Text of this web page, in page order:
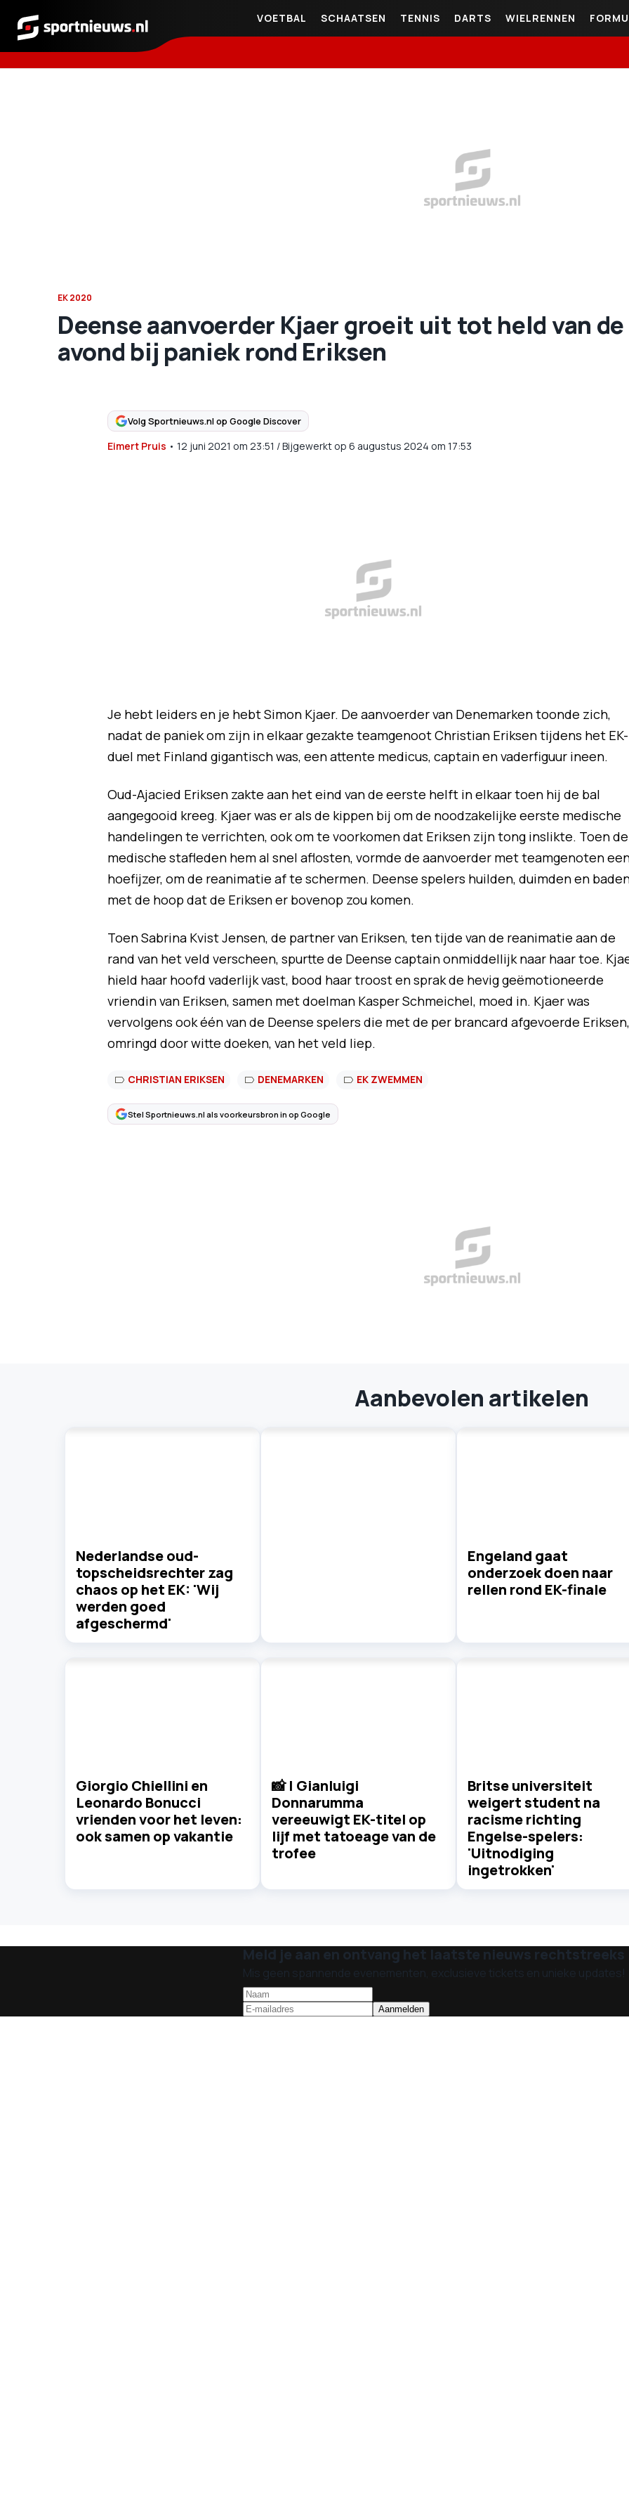
Sportnieuws.nl
VOETBAL SCHAATSEN TENNIS DARTS WIELRENNEN
EK 2020
Deense aanvoerder Kjaer groeit uit tot held van de
avond bij paniek rond Eriksen
Volg Sportnieuws.nl op Google Discover
Eimert Pruis • 12 juni 2021 om 23:51 /Bijgewerkt op 6 augustus 2024 om 17:53
Je hebt leiders en je hebt Simon Kjaer. De aanvoerder van Denemarken toonde zich,
nadat de paniek om zijn in elkaar gezakte teamgenoot Christian Eriksen tijdens het EK-
duel met Finland gigantisch was, een attente medicus, captain en vaderfiguur ineen.
Oud-Ajacied Eriksen zakte aan het eind van de eerste helft in elkaar toen hij de bal
aangegooid kreeg. Kjaer was er als de kippen bij om de noodzakelijke eerste medische
handelingen te verrichten, ook om te voorkomen dat Eriksen zijn tong inslikte. Toen de
medische stafleden hem al snel aflosten, vormde de aanvoerder met teamgenoten
hoefijzer, om de reanimatie af te schermen. Deense spelers huilden, duimden en
met de hoop dat de Eriksen er bovenop zou komen.
Toen Sabrina Kvist Jensen, de partner van Eriksen, ten tijde van de reanimatie aan de
rand van het veld verscheen, spurtte de Deense captain onmiddellijk naar haar toe.
hield haar hoofd vaderlijk vast, bood haar troost en sprak de hevig geëmotioneerde
vriendin van Eriksen, samen met doelman Kasper Schmeichel, moed in. Kjaer was
vervolgens ook één van de Deense spelers die met de per brancard afgevoerde Eriksen,
omringd door witte doeken, van het veld liep.
CHRISTIAN ERIKSEN DENEMARKEN EK ZWEMMEN
Stel Sportnieuws.nl als voorkeursbron in op Google
Aanbevolen artikelen
Nederlandse oud-
topscheidsrechter zag
chaos op het EK: 'Wij
werden goed
afgeschermd'
Engeland gaat
onderzoek doen naar
rellen rond EK-finale
Giorgio Chiellini en
Leonardo Bonucci
vrienden voor het leven:
ook samen op vakantie
📸 | Gianluigi
Donnarumma
vereeuwigt EK-titel op
lijf met tatoeage van de
trofee
Britse universiteit
weigert student na
racisme richting
Engelse-spelers:
'Uitnodiging
ingetrokken'
Meld je aan en ontvang het laatste nieuws rechtstreeks
Mis geen spannende evenementen, exclusieve tickets en unieke updates!